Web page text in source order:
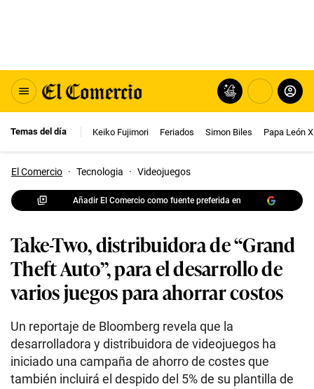
Temas del día Keiko Fujimori Feriados Simon Biles Papa León
El Comercio · Tecnologia · Videojuegos
Añadir El Comercio como fuente preferida en
Take-Two, distribuidora de “Grand
Theft Auto”, para el desarrollo de
varios juegos para ahorrar costos
Un reportaje de Bloomberg revela que la
desarrolladora y distribuidora de videojuegos ha
iniciado una campaña de ahorro de costes que
también incluirá el despido del 5% de su plantilla de